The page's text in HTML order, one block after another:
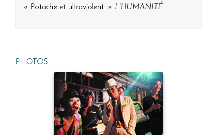
« Potache et ultraviolent. » L’HUMANITÉ
PHOTOS